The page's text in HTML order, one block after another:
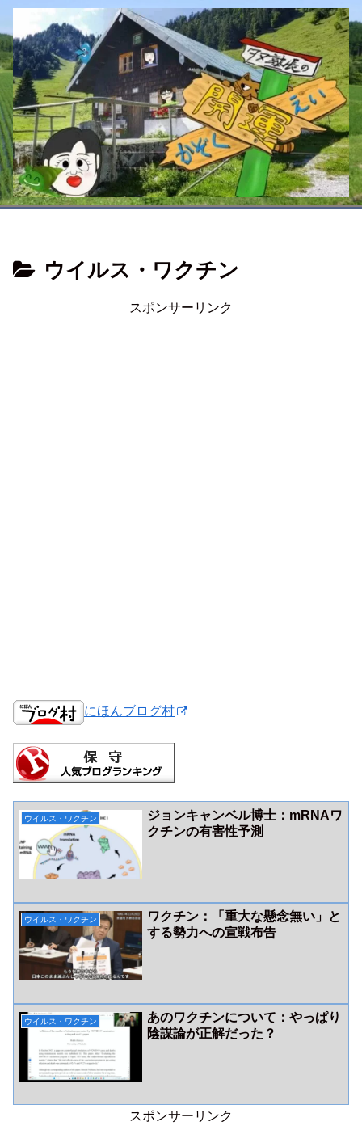
ウイルス・ワクチン
スポンサーリンク
にほんブログ村
ウイルス・ワクチン
ジョンキャンベル博士：mRNAワ
クチンの有害性予測
ウイルス・ワクチン
ワクチン：「重大な懸念無い」と
する勢力への宣戦布告
ウイルス・ワクチン
あのワクチンについて：やっぱり
陰謀論が正解だった？
スポンサーリンク